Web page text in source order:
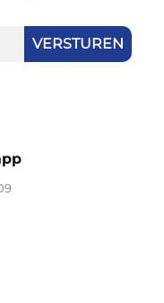
VERSTUREN